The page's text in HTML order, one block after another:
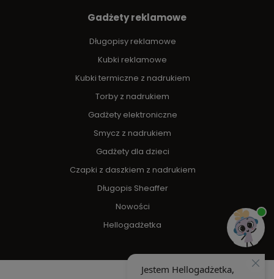
Gadżety reklamowe
Długopisy reklamowe
Kubki reklamowe
Kubki termiczne z nadrukiem
Torby z nadrukiem
Gadżety elektroniczne
Smycz z nadrukiem
Gadżety dla dzieci
Czapki z daszkiem z nadrukiem
Długopis Sheaffer
Nowości
Hellogadżetka